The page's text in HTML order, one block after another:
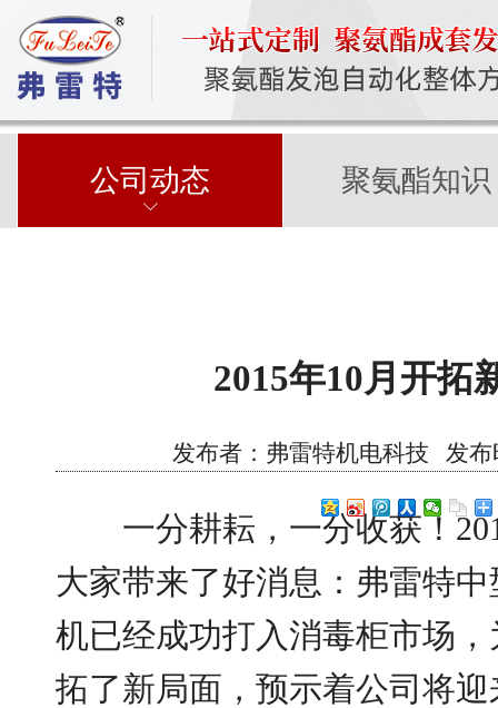
公司动态 聚氨酯知识
2015年10月开拓
发布者：弗雷特机电科技 发布
一分耕耘，一分收获！
大家带来了好消息：弗雷特
机已经成功打入消毒柜市场
拓了新局面，预示着公司将